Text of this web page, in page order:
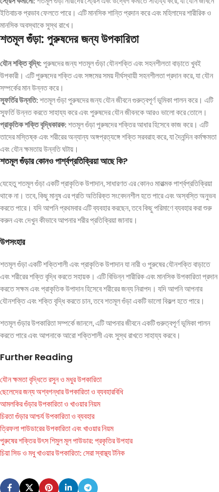
ইতিবাচক প্রভাব ফেলতে পারে। এটি মানসিক শান্তি প্রদান করে এবং মহিলাদের শারীরিক ও
মানসিক অবস্থাকে সুস্থ রাখে।
শতমূল গুঁড়া: পুরুষদের জন্য উপকারিতা
যৌন শক্তি বৃদ্ধি:পুরুষদের জন্য শতমূল গুঁড়া যৌনশক্তি এবং সহনশীলতা বাড়াতে খুবই
উপকারী। এটি পুরুষদের শক্তি এবং সঙ্গমের সময় দীর্ঘস্থায়ী সহনশীলতা প্রদান করে, যা যৌন
সম্পর্কের মান উন্নত করে।
স্ফূর্তির উন্নতি:শতমূল গুঁড়া পুরুষদের জন্য যৌন জীবনে গুরুত্বপূর্ণ ভূমিকা পালন করে। এটি
স্ফূর্তি উন্নত করতে সাহায্য করে এবং পুরুষদের যৌন জীবনকে আরও ভালো করে তোলে।
প্রাকৃতিক শক্তি বৃদ্ধিকারক:শতমূল গুঁড়া পুরুষদের শক্তির আধার হিসেবে কাজ করে। এটি
তাদের মস্তিষ্ক এবং শরীরের অন্যান্য অঙ্গপ্রত্যঙ্গে শক্তি সরবরাহ করে, যা দৈনন্দিন কর্মক্ষমতা
এবং যৌন ক্ষমতায় উন্নতি ঘটায়।
শতমূল গুঁড়ার কোনও পার্শ্বপ্রতিক্রিয়া আছে কি?
যেহেতু শতমূল গুঁড়া একটি প্রাকৃতিক উপাদান, সাধারণত এর কোনও মারাত্মক পার্শ্বপ্রতিক্রিয়া
থাকে না। তবে, কিছু মানুষ এর প্রতি অতিরিক্ত সংবেদনশীল হতে পারে এবং অস্বস্তি অনুভব
করতে পারে। যদি আপনি প্রথমবার এটি ব্যবহার করছেন, তবে কিছু পরিমাণে ব্যবহার করা শুরু
করুন এবং দেখুন কীভাবে আপনার শরীর প্রতিক্রিয়া জানায়।
উপসংহার
শতমূল গুঁড়া একটি শক্তিশালী এবং প্রাকৃতিক উপাদান যা নারী ও পুরুষের যৌনশক্তি বাড়াতে
এবং শরীরের শক্তি বৃদ্ধি করতে সহায়ক। এটি বিভিন্ন শারীরিক এবং মানসিক উপকারিতা প্রদান
করতে সক্ষম এবং প্রাকৃতিক উপাদান হিসেবে শরীরের জন্য নিরাপদ। যদি আপনি আপনার
যৌনশক্তি এবং শক্তি বৃদ্ধি করতে চান, তবে শতমূল গুঁড়া একটি ভালো বিকল্প হতে পারে।
শতমূল গুঁড়ার উপকারিতা সম্পর্কে জানলে, এটি আপনার জীবনে একটি গুরুত্বপূর্ণ ভূমিকা পালন
করতে পারে এবং আপনাকে আরো শক্তিশালী এবং সুস্থ রাখতে সাহায্য করবে।
Further Reading
যৌন ক্ষমতা বৃদ্ধিতে রসুন ও মধুর উপকারিতা
ছেলেদের জন্য অশ্বগন্ধার উপকারিতা ও ব্যবহারবিধি
আমলকির গুঁড়ার উপকারিতা ও খাওয়ার নিয়ম
চিরতা গুঁড়ার আশ্চর্য উপকারিতা ও ব্যবহার
ত্রিফলা পাউডারের উপকারিতা এবং খাওয়ার নিয়ম
পুরুষের শক্তির উৎস শিমুল মূল পাউডার: প্রকৃতির উপহার
চিয়া সিড ও মধু খাওয়ার উপকারিতা: সেরা স্বাস্থ্য টনিক